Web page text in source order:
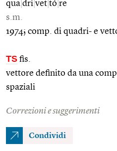
qua dri vet tó re
s.m.
1974; comp. di quadri- e
TS fis.
vettore definito da una
spaziali
Correzioni e suggerimenti
Condividi